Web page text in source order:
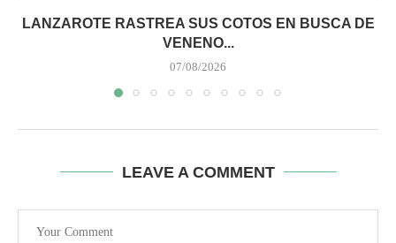
LANZAROTE RASTREA SUS COTOS EN BUSCA DE
VENENO...
07/08/2026
LEAVE A COMMENT